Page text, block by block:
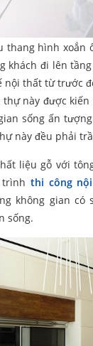
thang hình xoắn
khách đi lên
nội thất từ trước
này được
sống ấn
này đều phải
liệu gỗ với
thi công
không gian có
sống.